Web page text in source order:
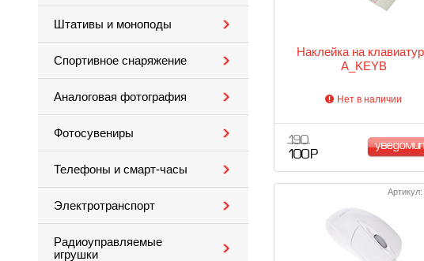
Штативы и моноподы
Спортивное снаряжение
Аналоговая фотография
Фотосувениры
Телефоны и смарт-часы
Электротранспорт
Радиоуправляемые
игрушки
Наклейка на
A_KEYB
Нет в наличии
190
100 Р